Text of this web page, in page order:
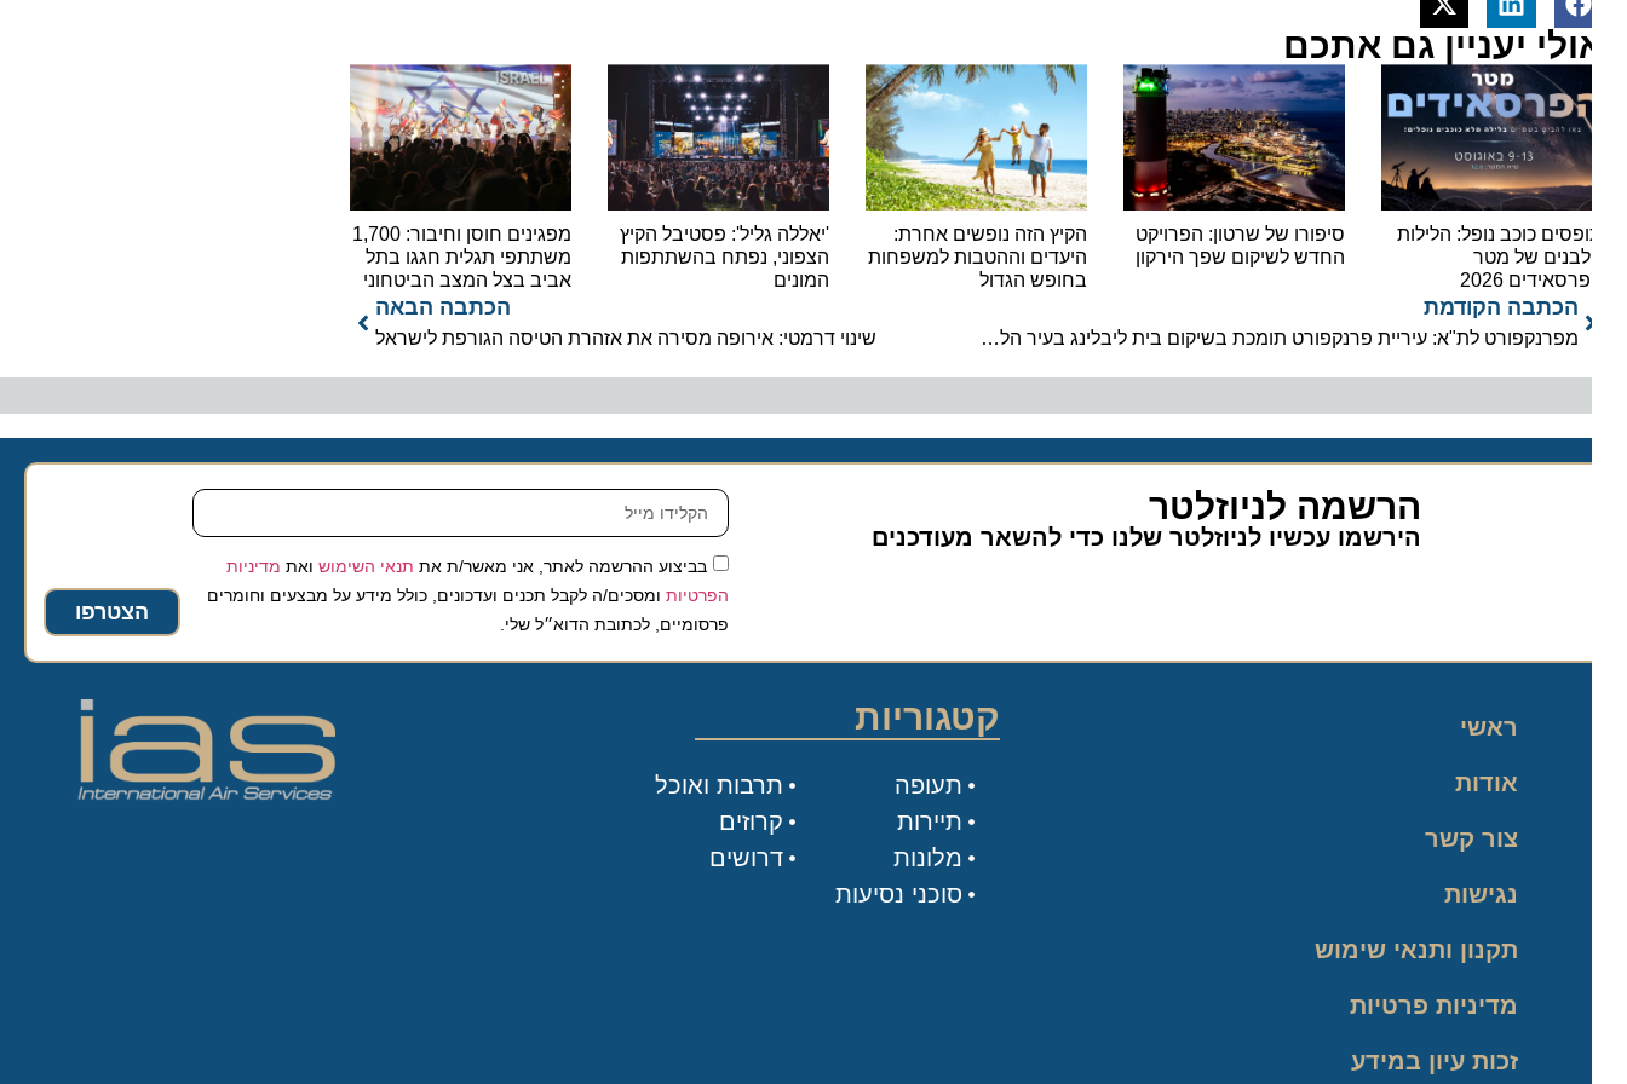
יעניין גם אתכם
כוכב נופל: הלילות
של מטר
2026
סיפורו של שרטון: הפרויקט
החדש לשיקום שפך הירקון
הקיץ הזה נופשים אחרת:
היעדים וההטבות למשפחות
בחופש הגדול
'יאללה גליל': פסטיבל הקיץ
הצפוני, נפתח בהשתתפות
המונים
מפגינים חוסן וחיבור: 1,700
משתתפי תגלית חגגו בתל
אביב בצל המצב הביטחוני
הכתבה הקודמת
מפרנקפורט לת"א: עיריית פרנקפורט תומכת בשיקום בית ליבלינג בעיר הלבנה
הכתבה הבאה
שינוי דרמטי: אירופה מסירה את אזהרת הטיסה הגורפת לישראל
הרשמה לניוזלטר
הירשמו עכשיו לניוזלטר שלנו כדי להשאר מעודכנים
בביצוע ההרשמה לאתר, אני מאשר/ת אתתנאי השימושואת מדיניות
הפרטיותומסכים/ה לקבל תכנים ועדכונים, כולל מידע על מבצעים וחומרים
פרסומיים, לכתובת הדוא״ל שלי.
הצטרפו
ראשי
אודות
צור קשר
נגישות
תקנון ותנאי שימוש
מדיניות פרטיות
זכות עיון במידע
קטגוריות
תעופה
תיירות
מלונות
סוכני נסיעות
תרבות ואוכל
קרוזים
דרושים